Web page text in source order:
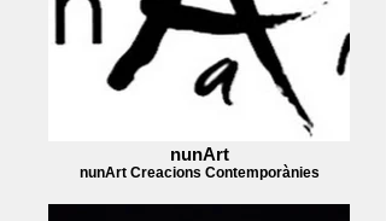
nunArt
nunArt Creacions Contemporànies